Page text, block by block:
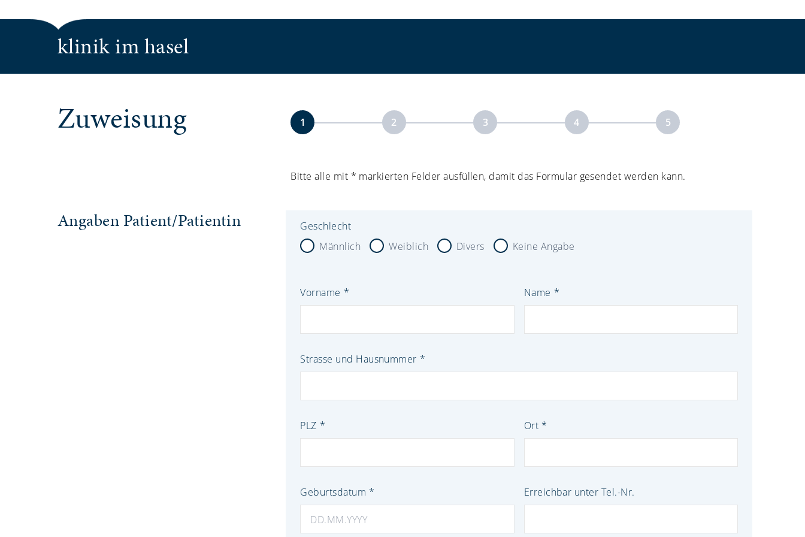
klinik im hasel
Zuweisung 1 2 3 4 5
Bitte alle mit * markierten Felder ausfüllen, damit das Formular gesendet werden kann.
Angaben Patient/Patientin
Geschlecht
Männlich
Weiblich Divers Keine Angabe
Vorname Name
Strasse und Hausnummer
PLZ Ort
Geburtsdatum Erreichbar unter Tel.-Nr.